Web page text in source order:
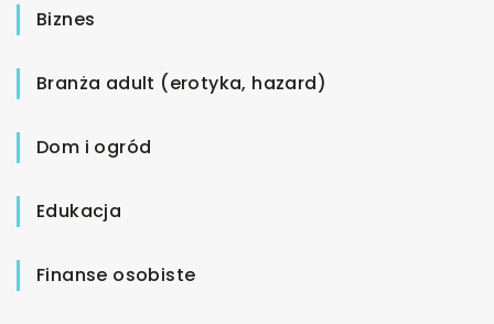
Biznes
Branża adult (erotyka, hazard)
Dom i ogród
Edukacja
Finanse osobiste